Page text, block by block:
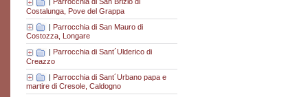
Costalunga, Pove del Grappa
| Parrocchia di San Mauro di
Costozza, Longare
Parrocchia di Sant´Ulderico di
Creazzo
| Parrocchia di Sant´Urbano papa e
martire di Cresole, Caldogno